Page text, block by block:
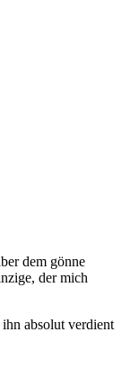
dem gönne
der mich
absolut verdient